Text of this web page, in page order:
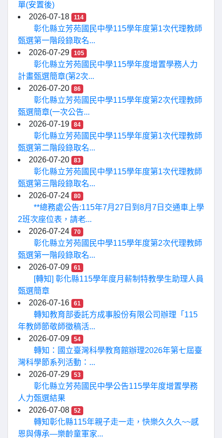
單(安置後)
2026-07-18
114
彰化縣立芳苑國民中學115學年度第1次代理教師
甄選第一階段錄取名...
2026-07-29
105
彰化縣立芳苑國民中學115學年度增置學務人力
計畫甄選簡章(第2次...
2026-07-20
86
彰化縣立芳苑國民中學115學年度第2次代理教師
甄選簡章(一次公告...
2026-07-19
84
彰化縣立芳苑國民中學115學年度第1次代理教師
甄選第二階段錄取名...
2026-07-20
83
彰化縣立芳苑國民中學115學年度第1次代理教師
甄選第三階段錄取名...
2026-07-24
80
**總務處公告:115年7月27日到8月7日交通車上學
2班次座位表，請老...
2026-07-24
70
彰化縣立芳苑國民中學115學年度第2次代理教師
甄選第一階段錄取名...
2026-07-09
61
[轉知] 彰化縣115學年度月薪制特教學生助理人員
甄選簡章
2026-07-16
61
轉知教育部委託方成事股份有限公司辦理「115
年教師節敬師徵稿活...
2026-07-09
54
轉知：國立臺灣科學教育館辦理2026年第七屆臺
灣科學節系列活動：...
2026-07-29
53
彰化縣立芳苑國民中學公告115學年度增置學務
人力甄選結果
2026-07-08
52
轉知彰化縣115年親子走一走，快樂久久久~~感
恩與傳承—樂齡童軍家...